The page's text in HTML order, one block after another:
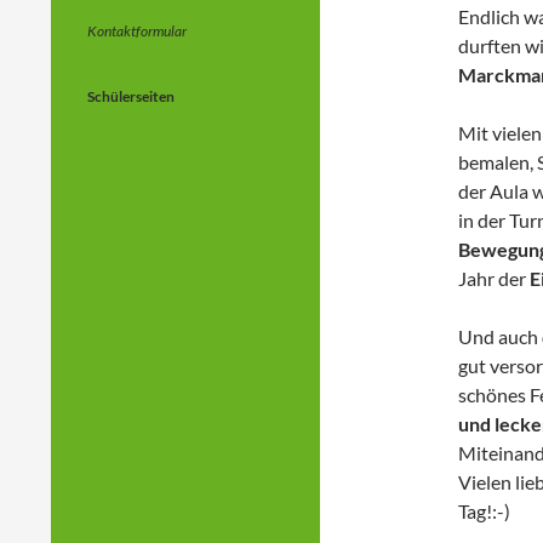
Endlich
durften
Mit vielen
bemalen,
der Aula
in der
Jahr der
Und
gut
schönes
und
Vielen
Tag!:-)
Kontaktformular
Schülerseiten